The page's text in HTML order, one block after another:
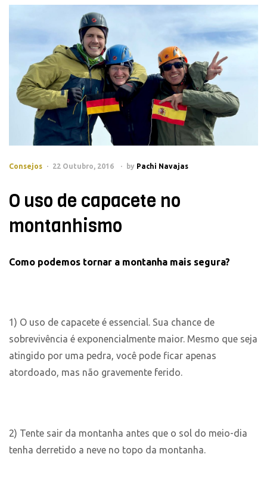
Consejos 22 Outubro, 2016 by Pachi Navajas
O uso de capacete no
montanhismo
Como podemos tornar a montanha mais segura?
1) O uso de capacete é essencial. Sua chance de
sobrevivência é exponencialmente maior. Mesmo que seja
atingido por uma pedra, você pode ficar apenas
atordoado, mas não gravemente ferido.
2) Tente sair da montanha antes que o sol do meio-dia
tenha derretido a neve no topo da montanha.